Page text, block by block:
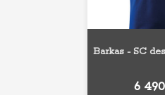
Barkas - SC
Ár
6